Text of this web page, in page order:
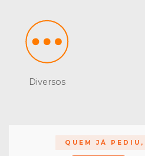
Diversos
QUEM JÁ